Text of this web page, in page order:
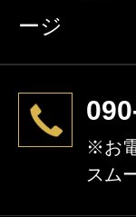
ージ
※お
スム